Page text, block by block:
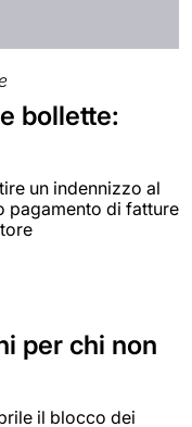
bollette:
un indennizzo al
pagamento di fatture
per chi non
il blocco dei